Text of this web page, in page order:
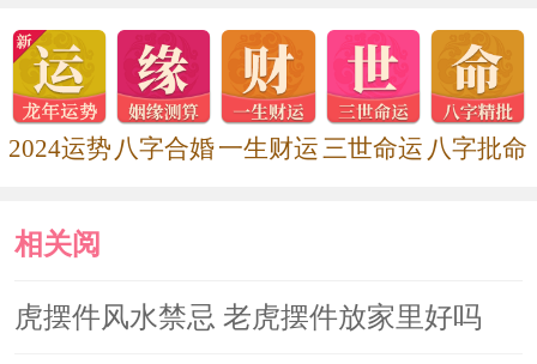
在左边。最后，书房风水中同样忌角
煞，因此，凡是带有尖角的摆设品，最
好不要摆放在书房中。书柜的尖角也需
2024运势 八字合婚一生财运三世命运 八字批命
相关阅
读
虎摆件风水禁忌 老虎摆件放家里好吗